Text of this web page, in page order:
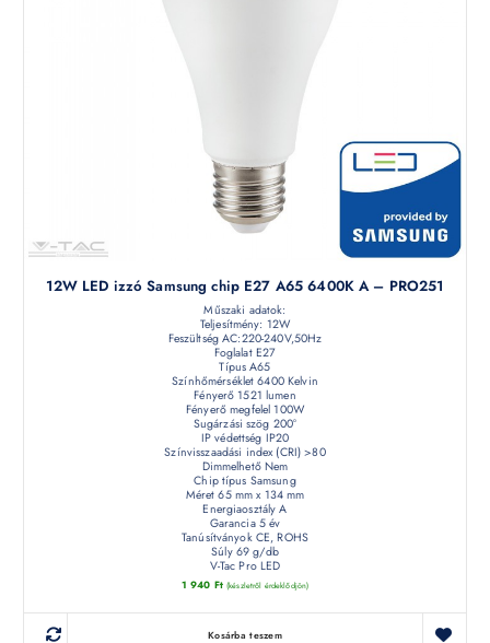
12W LED izzó Samsung chip E27 A65 6400K A – PRO251
Műszaki adatok:
Teljesítmény: 12W
Feszültség AC:220-240V,50Hz
Foglalat E27
Típus A65
Színhőmérséklet 6400 Kelvin
Fényerő 1521 lumen
Fényerő megfelel 100W
Sugárzási szög 200°
IP védettség IP20
Színvisszaadási index (CRI) >80
Dimmelhető Nem
Chip típus Samsung
Méret 65 mm x 134 mm
Energiaosztály A
Garancia 5 év
Tanúsítványok CE, ROHS
Súly 69 g/db
V-Tac Pro LED
1 940 Ft (készletről érdeklődjön)
Kosárba teszem